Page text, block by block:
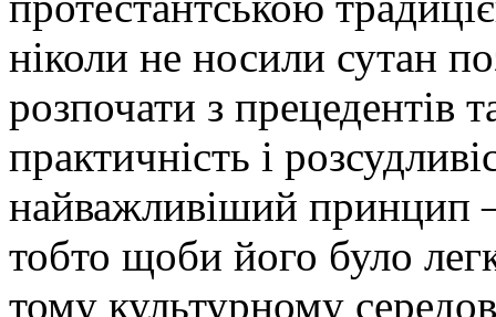
ніколи не носили сутан
розпочати з прецедентів
практичність і
найважливіший принцип
тобто щоби його було
тому культурному